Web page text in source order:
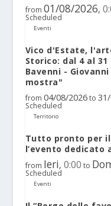
from 01/08/2026,
Scheduled
Eventi
Vico d'Estate,
Storico: dal 4 al
Bavenni -
mostra"
from 04/08/2026 to
Scheduled
Territorio
Tutto pronto per il
l’evento dedicato
from Ieri, 0:00 to
Scheduled
Eventi